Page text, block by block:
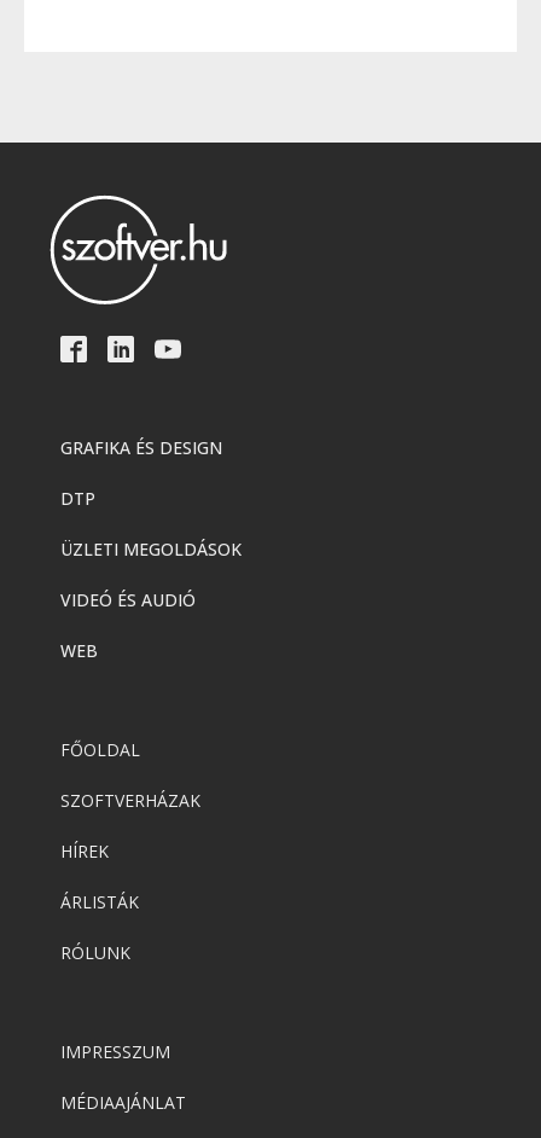
GRAFIKA ÉS DESIGN
DTP
ÜZLETI MEGOLDÁSOK
VIDEÓ ÉS AUDIÓ
WEB
FŐOLDAL
SZOFTVERHÁZAK
HÍREK
ÁRLISTÁK
RÓLUNK
IMPRESSZUM
MÉDIAAJÁNLAT